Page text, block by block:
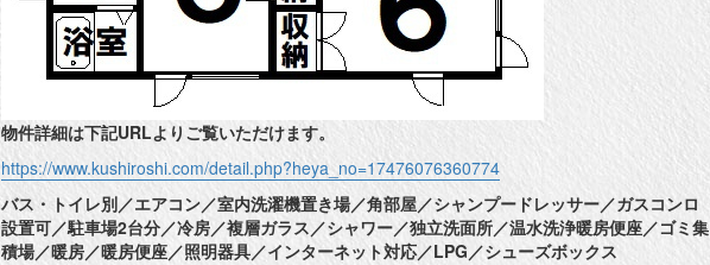
物件詳細は下記URLよりご覧いただけます。
https://www.kushiroshi.com/detail.php?heya_no=17476076360774
バス・トイレ別／エアコン／室内洗濯機置き場／角部屋／シャンプードレッサー／ガスコンロ
設置可／駐車場2台分／冷房／複層ガラス／シャワー／独立洗面所／温水洗浄暖房便座／ゴミ集
積場／暖房／暖房便座／照明器具／インターネット対応／LPG／シューズボックス